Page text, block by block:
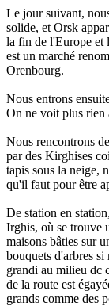
Le jour suivant,
solide, et Orsk
la fin de l'Europe et
est un marché
Orenbourg.
Nous entrons
On ne voit plus rien
Nous rencontrons
par des Kirghises
tapis sous la neige,
qu'il faut pour être
De station en
Irghis, où se trouve
maisons bâties sur
bouquets d'arbres
grandi au milieu dc
de la route est
grands comme des